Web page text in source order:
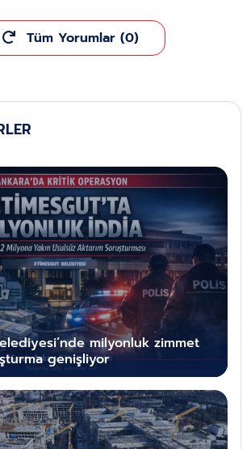
Tüm Yorumlar (0)
milyonluk zimmet
genişliyor